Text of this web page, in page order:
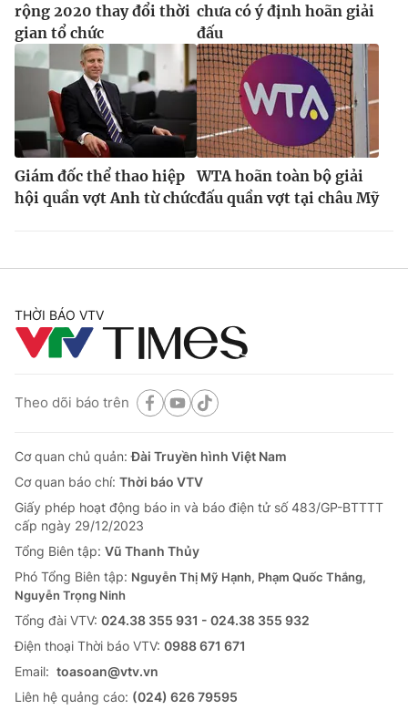
rộng 2020 thay đổi thời
gian tổ chức
chưa có ý định hoãn giải
đấu
Giám đốc thể thao hiệp
hội quần vợt Anh từ chức
WTA hoãn toàn bộ giải
đấu quần vợt tại châu Mỹ
THỜI BÁO VTV
Theo dõi báo trên
Cơ quan chủ quản:Đài Truyền hình Việt Nam
Cơ quan báo chí: Thời báo VTV
Giấy phép hoạt động báo in và báo điện tử số 483/GP-BTTTT
cấp ngày 29/12/2023
Tổng Biên tập: Vũ Thanh Thủy
Phó Tổng Biên tập: Nguyễn Thị Mỹ Hạnh, Phạm Quốc Thắng,
Nguyễn Trọng Ninh
Tổng đài VTV: 024.38 355 931 - 024.38 355 932
Ðiện thoại Thời báo VTV: 0988 671 671
Email: toasoan@vtv.vn
Liên hệ quảng cáo: (024) 626 79595